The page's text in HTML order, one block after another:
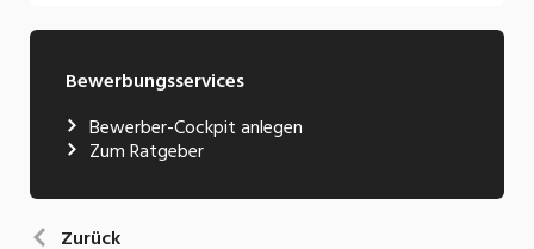
Bewerbungsservices
Bewerber-Cockpit anlegen
Zum Ratgeber
Zurück